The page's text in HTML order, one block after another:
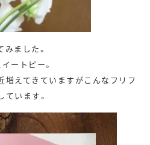
ました。
ートピー。
増えてきていますがこんなフリフ
います。